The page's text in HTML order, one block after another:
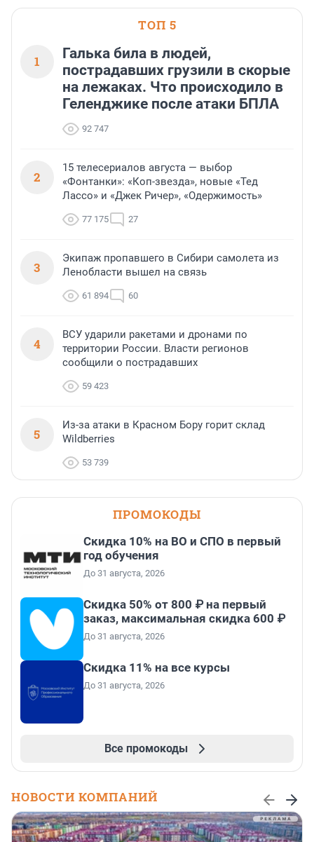
ТОП 5
1
Галька била в людей,
пострадавших грузили в скорые
на лежаках. Что происходило в
Геленджике после атаки БПЛА
92 747
2
15 телесериалов августа — выбор
«Фонтанки»: «Коп-звезда», новые «Тед
Лассо» и «Джек Ричер», «Одержимость»
77 175 27
3
Экипаж пропавшего в Сибири самолета из
Ленобласти вышел на связь
61 894 60
4
ВСУ ударили ракетами и дронами по
территории России. Власти регионов
сообщили о пострадавших
59 423
5
Из-за атаки в Красном Бору горит склад
Wildberries
53 739
ПРОМОКОДЫ
Скидка 10% на ВО и СПО в первый
год обучения
До 31 августа, 2026
Скидка 50% от 800 ₽ на первый
заказ, максимальная скидка 600 ₽
До 31 августа, 2026
Скидка 11% на все курсы
До 31 августа, 2026
Все промокоды
НОВОСТИ КОМПАНИЙ